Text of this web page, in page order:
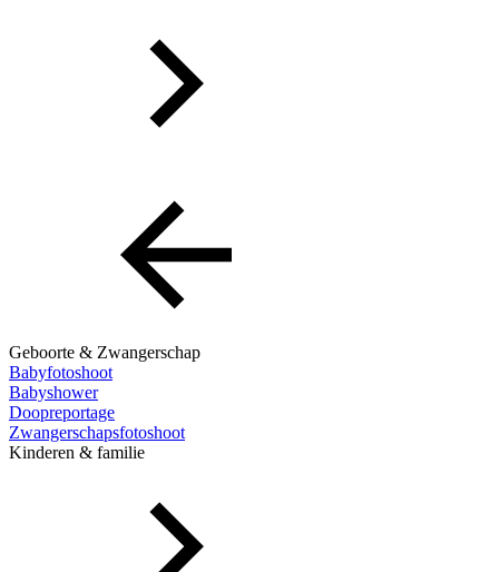
Geboorte & Zwangerschap
Babyfotoshoot
Babyshower
Doopreportage
Zwangerschapsfotoshoot
Kinderen & familie